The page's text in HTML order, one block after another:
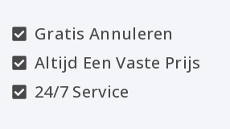
Gratis Annuleren
Altijd Een Vaste Prijs
24/7 Service